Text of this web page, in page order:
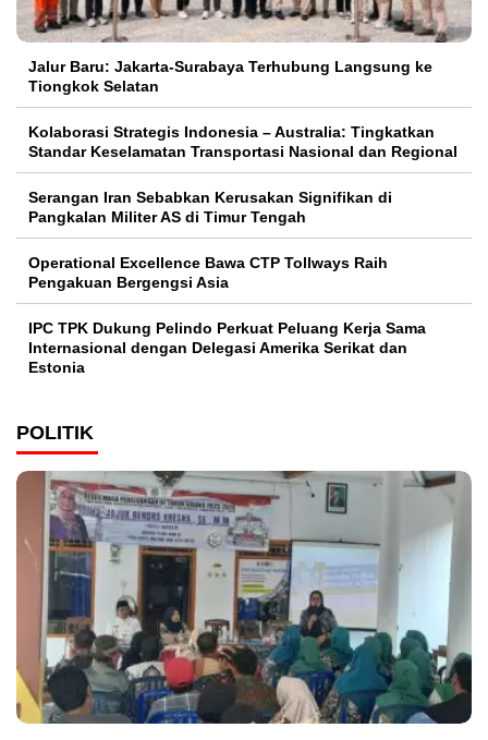
Jalur Baru: Jakarta-Surabaya Terhubung Langsung ke
Tiongkok Selatan
Kolaborasi Strategis Indonesia – Australia: Tingkatkan
Standar Keselamatan Transportasi Nasional dan Regional
Serangan Iran Sebabkan Kerusakan Signifikan di
Pangkalan Militer AS di Timur Tengah
Operational Excellence Bawa CTP Tollways Raih
Pengakuan Bergengsi Asia
IPC TPK Dukung Pelindo Perkuat Peluang Kerja Sama
Internasional dengan Delegasi Amerika Serikat dan
Estonia
POLITIK